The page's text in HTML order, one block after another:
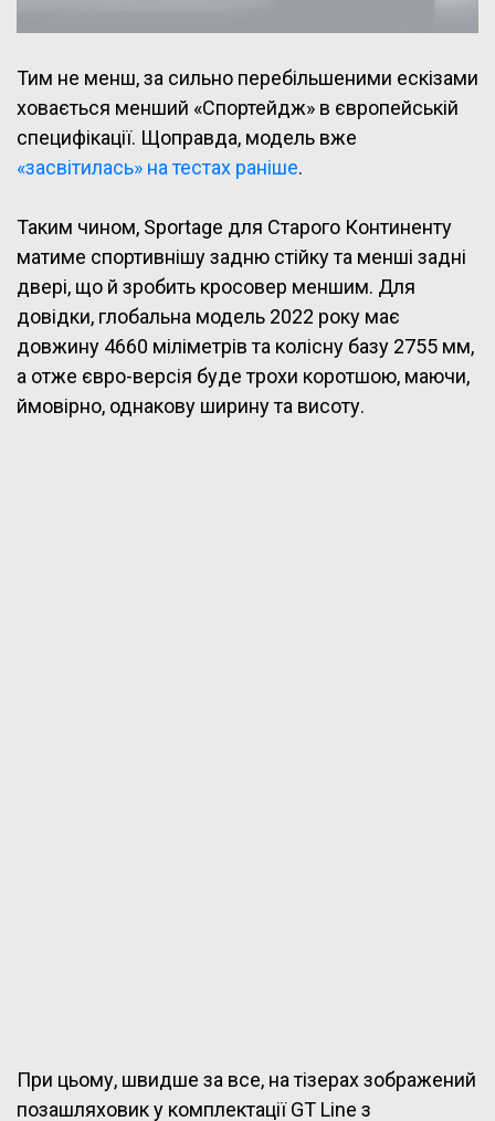
Тим не менш, за сильно перебільшеними ескізами
ховається менший «Спортейдж» в європейській
специфікації. Щоправда, модель вже
«засвітилась» на тестах раніше.
Таким чином, Sportage для Старого Континенту
матиме спортивнішу задню стійку та менші задні
двері, що й зробить кросовер меншим. Для
довідки, глобальна модель 2022 року має
довжину 4660 міліметрів та колісну базу 2755 мм,
а отже євро-версія буде трохи коротшою, маючи,
ймовірно, однакову ширину та висоту.
При цьому, швидше за все, на тізерах зображений
позашляховик у комплектації GT Line з